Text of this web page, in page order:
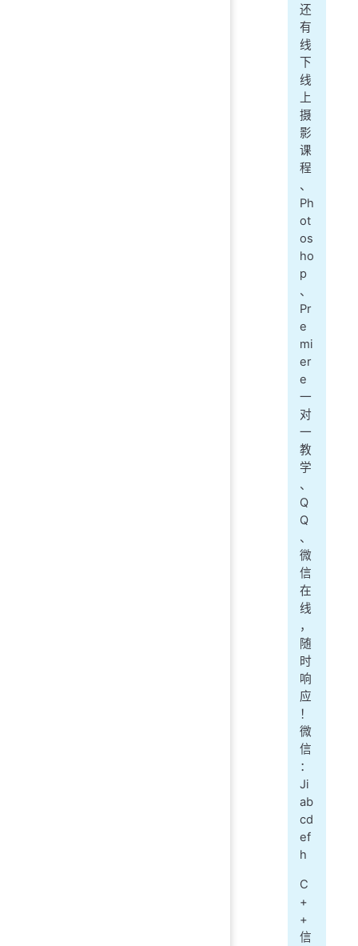
还
有
线
下
线
上
摄
影
课
程
、
Ph
ot
os
ho
p
、
Pr
e
mi
er
e
一
对
一
教
学
、
Q
Q
、
微
信
在
线
，
随
时
响
应
！
微
信
：
Ji
ab
cd
ef
h
C
+
+
信